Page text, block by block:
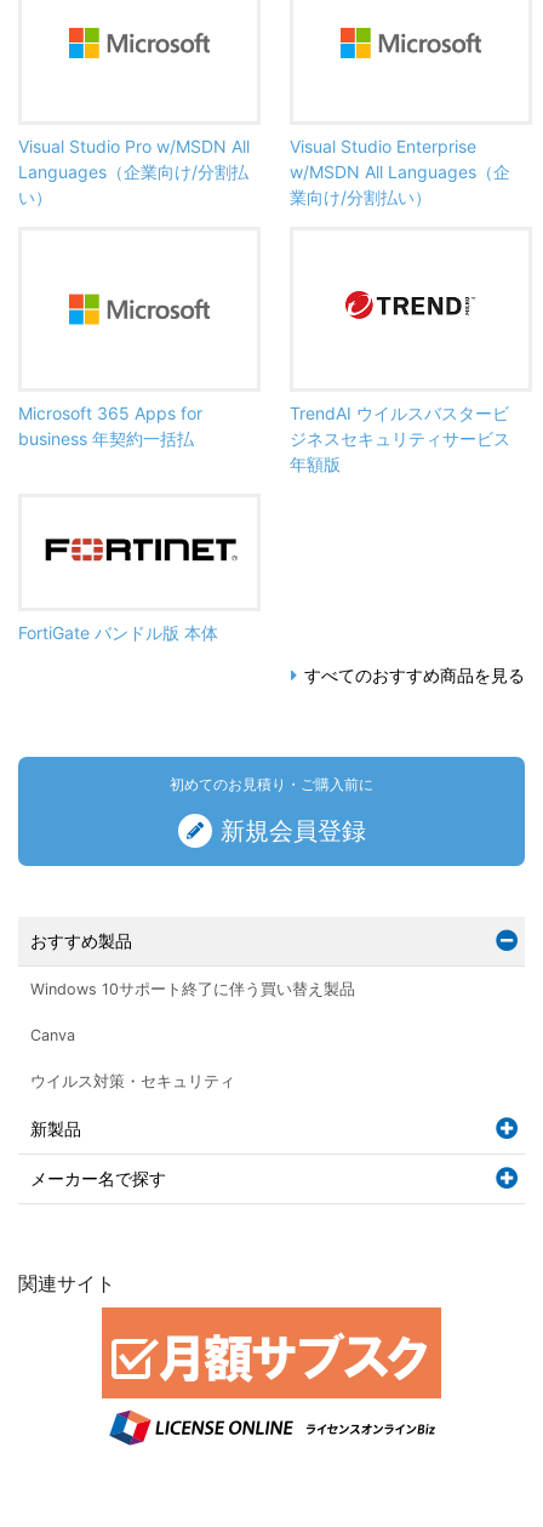
Visual Studio Pro w/MSDN All
Languages（企業向け/分割払
い）
Visual Studio Enterprise
w/MSDN All Languages（企
業向け/分割払い）
Microsoft 365 Apps for
business 年契約一括払
TrendAI ウイルスバスタービ
ジネスセキュリティサービス
年額版
FortiGate バンドル版 本体
すべてのおすすめ商品を見る
初めてのお見積り・ご購入前に
新規会員登録
おすすめ製品
Windows 10サポート終了に伴う買い替え製品
Canva
ウイルス対策・セキュリティ
新製品
メーカー名で探す
関連サイト